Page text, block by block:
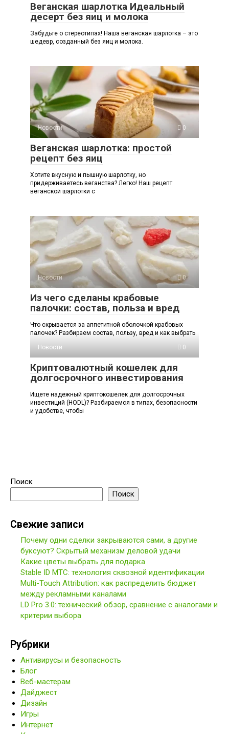
Веганская шарлотка Идеальный
десерт без яиц и молока
Забудьте о стереотипах! Наша веганская шарлотка – это
шедевр, созданный без яиц и молока.
Новости 0
Веганская шарлотка: простой
рецепт без яиц
Хотите вкусную и пышную шарлотку, но
придерживаетесь веганства? Легко! Наш рецепт
веганской шарлотки с
Новости 0
Из чего сделаны крабовые
палочки: состав, польза и вред
Что скрывается за аппетитной оболочкой крабовых
палочек? Разбираем состав, пользу, вред и как выбрать
Новости
0
Криптовалютный кошелек для
долгосрочного инвестирования
Ищете надежный криптокошелек для долгосрочных
инвестиций (HODL)? Разбираемся в типах, безопасности
и удобстве, чтобы
Поиск
Поиск
Свежие записи
Почему одни сделки закрываются сами, а другие
буксуют? Скрытый механизм деловой удачи
Какие цветы выбрать для подарка
Stable ID МТС: технология сквозной идентификации
Multi-Touch Attribution: как распределить бюджет
между рекламными каналами
LD Pro 3.0: технический обзор, сравнение с аналогами и
критерии выбора
Рубрики
Антивирусы и безопасность
Блог
Веб-мастерам
Дайджест
Дизайн
Игры
Интернет